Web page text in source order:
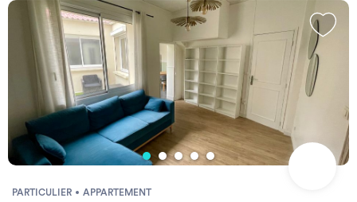
partagés : lit avec couette, bureau, table, chaises, rangements,
kitchenette équipée (plaque, frigo, micro-ondes, Kit vaisselle) et
kit ménage. La résidence vous propose de nombreux services
inclus dans le loyer : Petit déjeuner servi en cafétéria du Lundi au
vendredi, nettoyage de l'appartement deux fois par mois, internet
illimité, Espace Fitness, accès laverie, présence d'un régisseur.
PARTICULIER APPARTEMENT